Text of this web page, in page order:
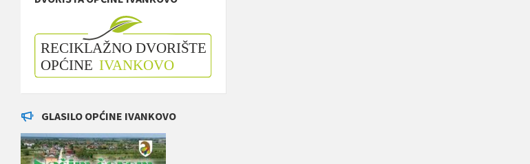
GLASILO OPĆINE IVANKOVO